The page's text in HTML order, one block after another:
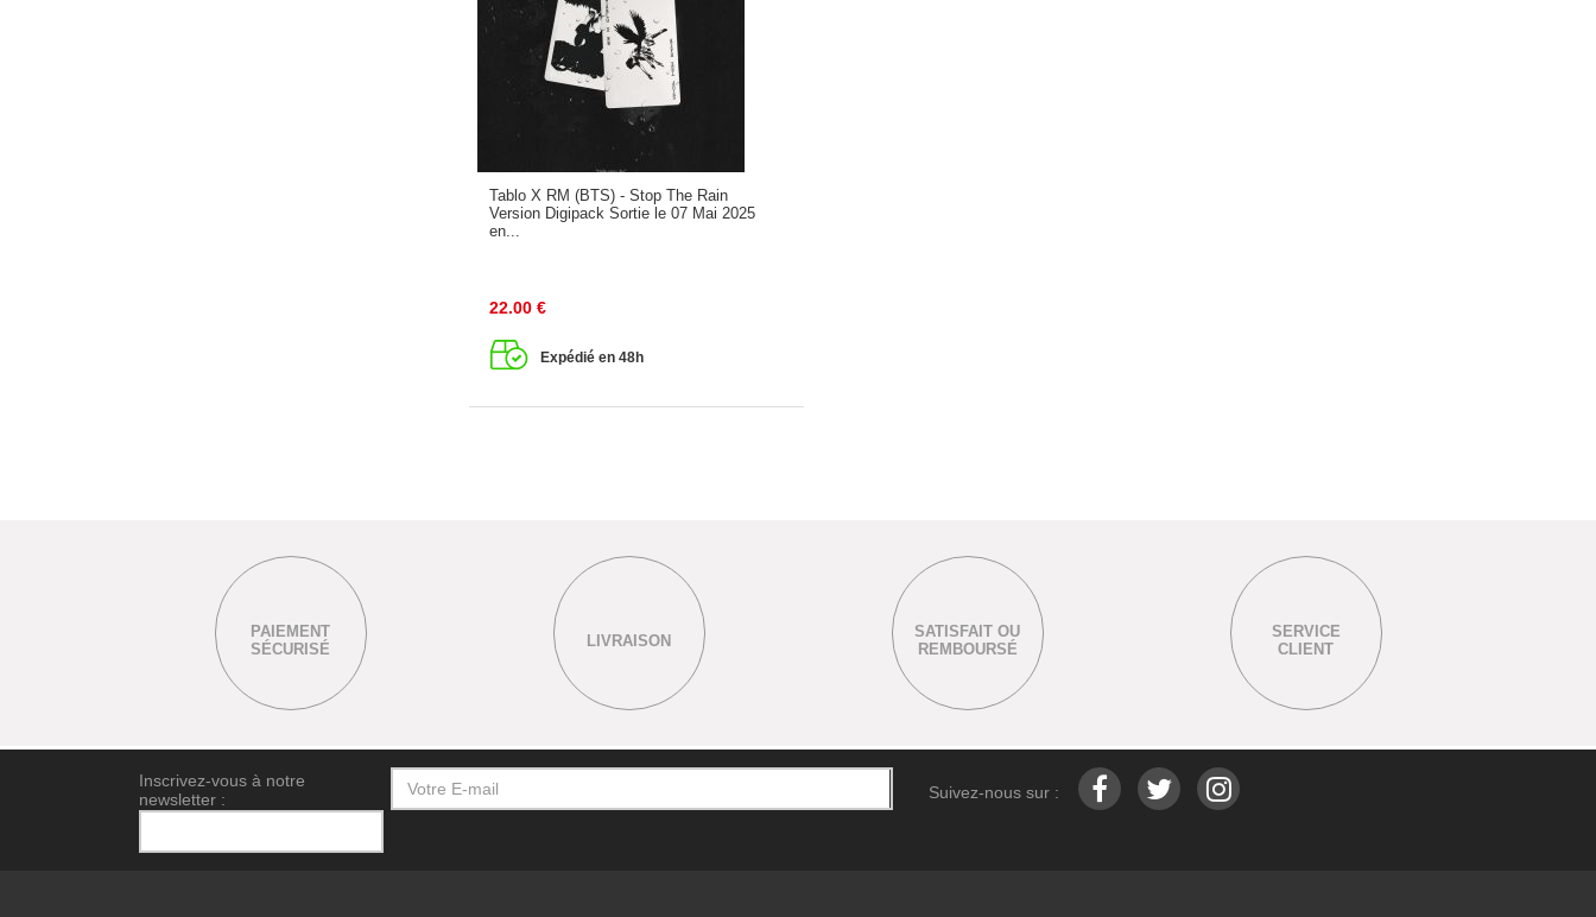
Tablo X RM (BTS) - Stop The Rain
Version Digipack Sortie le 07 Mai 2025
en...
22.00 €
Expédié en 48h
PAIEMENT
SÉCURISÉ
LIVRAISON
SATISFAIT OU
REMBOURSÉ
SERVICE
CLIENT
Inscrivez-vous à notre
newsletter :
Suivez-nous sur :